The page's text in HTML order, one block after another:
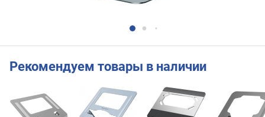
Рекомендуем товары в наличии